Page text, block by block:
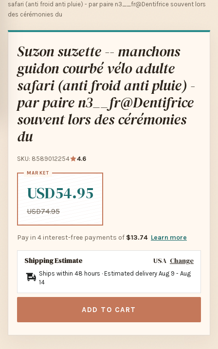
safari (anti froid anti pluie) - par paire n3__fr@Dentifrice souvent lors
des cérémonies du
Suzon suzette -- manchons
guidon courbé vélo adulte
safari (anti froid anti pluie) -
par paire n3__fr@Dentifrice
souvent lors des cérémonies
du
SKU: 8589012254 4.6
USD54.95
USD74.95
Pay in 4 interest-free payments of $13.74 Learn more
Shipping Estimate USA Change
Ships within 48 hours · Estimated delivery Aug 9 - Aug
14
ADD TO CART